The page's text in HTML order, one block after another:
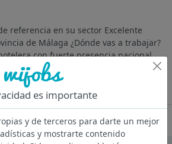
referencia en su sector Excelente
de Málaga ¿Dónde vas a trabajar?
con fuerte presencia nacional,
de inversión internacional, busca
Oferta desactivada
es importante
y de terceros para darte un mejor
y mostrarte contenido